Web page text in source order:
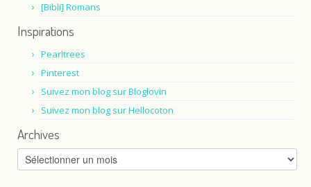
[Bibli] Romans
Inspirations
Pearltrees
Pinterest
Suivez mon blog sur Bloglovin
Suivez mon blog sur Hellocoton
Archives
Archives